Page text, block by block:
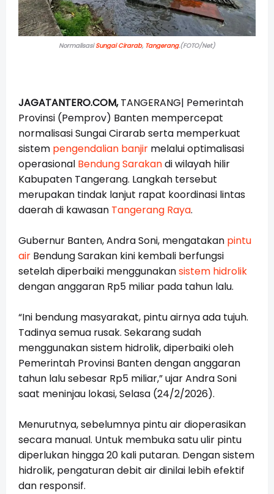
NormalisasiSungai Cirarab, Tangerang.(FOTO/Net)
JAGATANTERO.COM,TANGERANG| Pemerintah
Provinsi (Pemprov) Banten mempercepat
normalisasi Sungai Cirarab serta memperkuat
sistem pengendalian banjir melalui optimalisasi
operasional Bendung Sarakandi wilayah hilir
Kabupaten Tangerang. Langkah tersebut
merupakan tindak lanjut rapat koordinasi lintas
daerah di kawasan Tangerang Raya.
Gubernur Banten, Andra Soni, mengatakan pintu
air Bendung Sarakan kini kembali berfungsi
setelah diperbaiki menggunakansistem hidrolik
dengan anggaran Rp5 miliar pada tahun lalu.
“Ini bendung masyarakat, pintu airnya ada tujuh.
Tadinya semua rusak. Sekarang sudah
menggunakan sistem hidrolik, diperbaiki oleh
Pemerintah Provinsi Banten dengan anggaran
tahun lalu sebesar Rp5 miliar,” ujar Andra Soni
saat meninjau lokasi, Selasa (24/2/2026).
Menurutnya, sebelumnya pintu air dioperasikan
secara manual. Untuk membuka satu ulir pintu
diperlukan hingga 20 kali putaran. Dengan sistem
hidrolik, pengaturan debit air dinilai lebih efektif
dan responsif.